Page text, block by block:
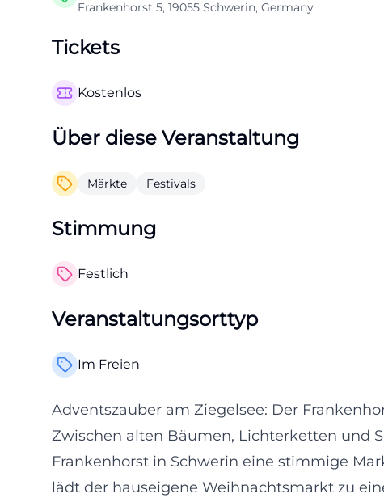
Frankenhorst 5, 19055 Schwerin, Germany
Tickets
Kostenlos
Über diese Veranstaltung
Märkte Festivals
Stimmung
Festlich
Veranstaltungsorttyp
Im Freien
Adventszauber am Ziegelsee: Der
Zwischen alten Bäumen, Lichterketten und
Frankenhorst in Schwerin eine stimmige
lädt der hauseigene Weihnachtsmarkt zu